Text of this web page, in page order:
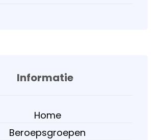
Informatie
Home
Beroepsgroepen